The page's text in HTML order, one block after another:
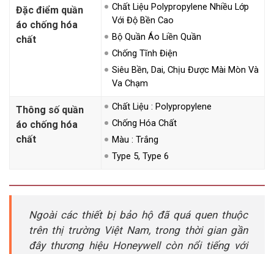
Đặc điểm quần
áo chống hóa
chất
Chất Liệu Polypropylene Nhiều Lớp
Với Độ Bền Cao
Bộ Quần Áo Liền Quần
Chống Tĩnh Điện
Siêu Bền, Dai, Chịu Được Mài Mòn Và
Va Chạm
Thông số quần
áo chống hóa
chất
Chất Liệu : Polypropylene
Chống Hóa Chất
Màu : Trắng
Type 5, Type 6
Ngoài các thiết bị bảo hộ đã quá quen thuộc
trên thị trường Việt Nam, trong thời gian gần
đây thương hiệu Honeywell còn nổi tiếng với